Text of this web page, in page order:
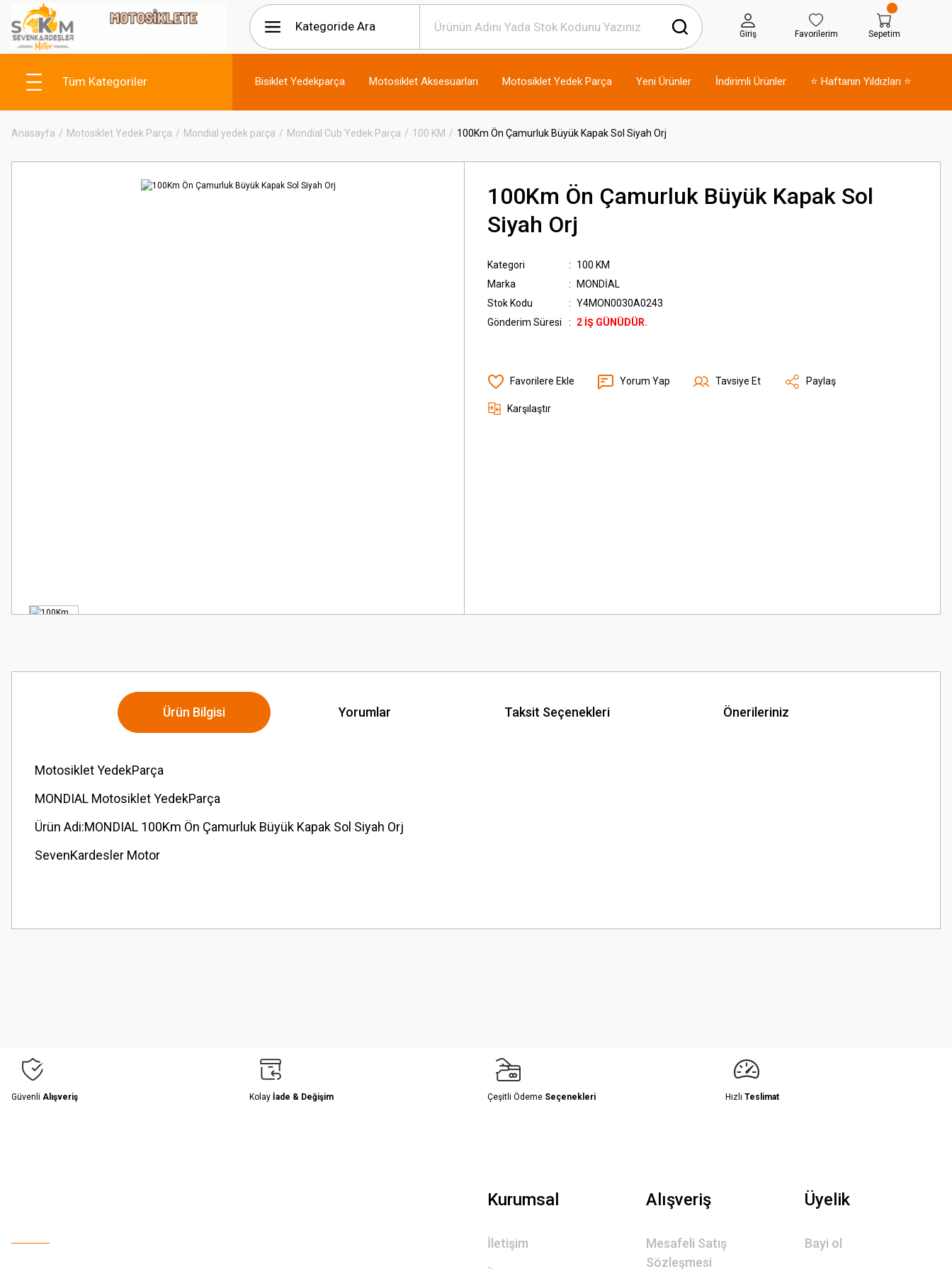
Giriş Favorilerim Sepetim
Tüm Kategoriler Bisiklet Yedekparça Motosiklet Aksesuarları Motosiklet Yedek Parça Yeni Ürünler İndirimli Ürünler ⭐ Haftanın Yıldızları ⭐
Anasayfa Motosiklet Yedek Parça Mondial yedek parça Mondial Cub Yedek Parça 100 KM 100Km Ön Çamurluk Büyük Kapak Sol Siyah Orj
100Km Ön Çamurluk Büyük Kapak Sol
Siyah Orj
Kategori
100 KM
Marka
MONDİAL
Stok Kodu
Y4MON0030A0243
Gönderim Süresi
2 İŞ GÜNÜDÜR.
Yorum Yap Tavsiye Et Paylaş
Karşılaştır
Ürün Bilgisi Yorumlar Taksit Seçenekleri Önerileriniz
Motosiklet YedekParça
MONDIAL Motosiklet YedekParça
Ürün Adi:MONDIAL 100Km Ön Çamurluk Büyük Kapak Sol Siyah Orj
SevenKardesler Motor
Güvenli Alışveriş Kolay İade & Değişim Çeşitli Ödeme Seçenekleri Hızlı Teslimat
Kurumsal
İletişim
Alışveriş
Mesafeli Satış
Sözleşmesi
Üyelik
Bayi ol